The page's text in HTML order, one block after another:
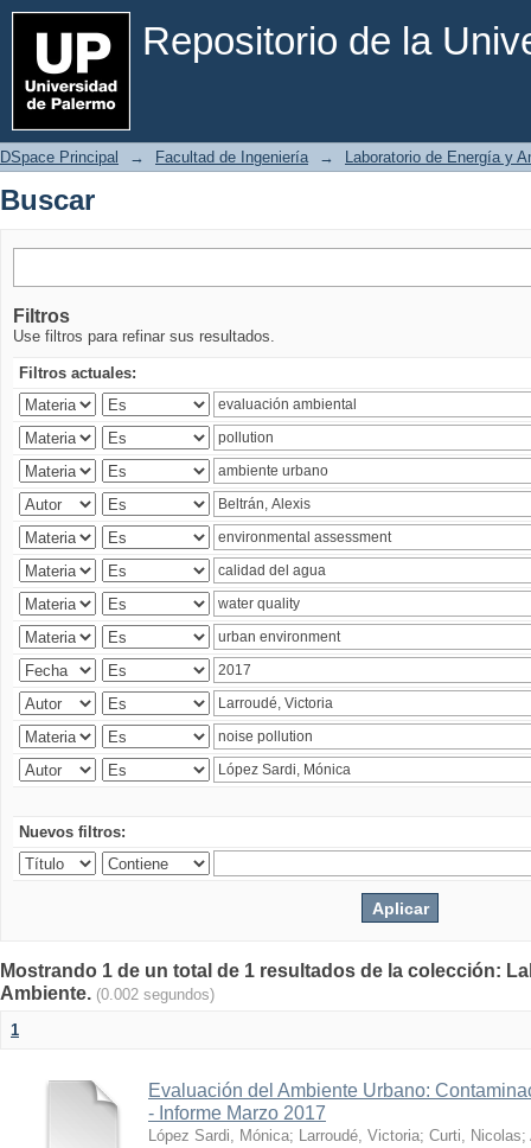
Repositorio de la
Buscar
DSpace Principal → Facultad de Ingeniería → Laboratorio de Energía y
Buscar
Filtros
Use filtros para refinar sus resultados.
Filtros actuales:
Nuevos filtros:
Mostrando 1 de un total de 1 resultados de la colección:
Ambiente. (0.002 segundos)
1
Evaluación del Ambiente Urbano:
- Informe Marzo 2017
López Sardi, Mónica; Larroudé, Victoria; Curti, Nicolas;